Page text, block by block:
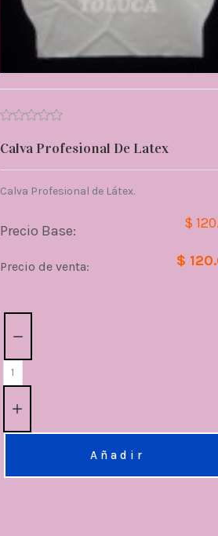
Calva Profesional De Latex
Calva Profesional de Látex.
Precio Base: $
Precio de venta: $
Añadir